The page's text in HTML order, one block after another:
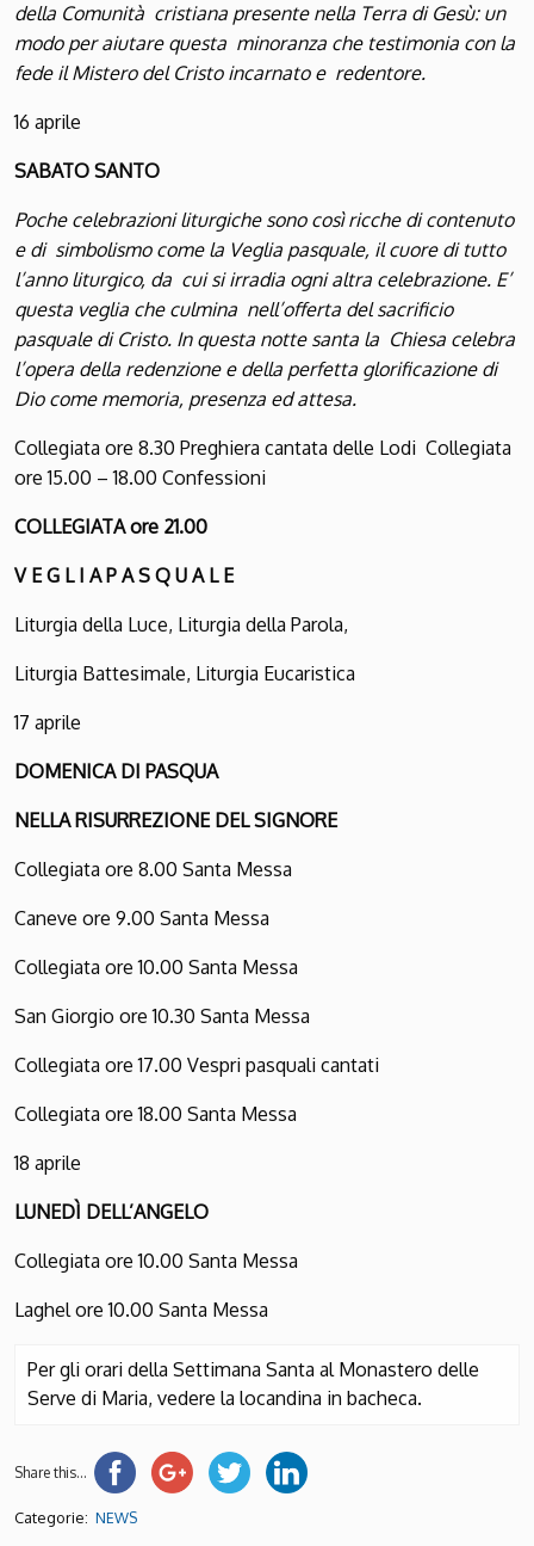
della Comunità cristiana presente nella Terra di Gesù: un
modo per aiutare questa minoranza che testimonia con la
fede il Mistero del Cristo incarnato e redentore.
16 aprile
SABATO SANTO
Poche celebrazioni liturgiche sono così ricche di contenuto
e di simbolismo come la Veglia pasquale, il cuore di tutto
l’anno liturgico, da cui si irradia ogni altra celebrazione. E’
questa veglia che culmina nell’offerta del sacrificio
pasquale di Cristo. In questa notte santa la Chiesa celebra
l’opera della redenzione e della perfetta glorificazione di
Dio come memoria, presenza ed attesa.
Collegiata ore 8.30 Preghiera cantata delle Lodi Collegiata
ore 15.00 – 18.00 Confessioni
COLLEGIATA ore 21.00
V E G L I A P A S Q U A L E
Liturgia della Luce, Liturgia della Parola,
Liturgia Battesimale, Liturgia Eucaristica
17 aprile
DOMENICA DI PASQUA
NELLA RISURREZIONE DELSIGNORE
Collegiata ore 8.00 Santa Messa
Caneve ore 9.00 Santa Messa
Collegiata ore 10.00 Santa Messa
San Giorgio ore 10.30 Santa Messa
Collegiata ore 17.00 Vespri pasquali cantati
Collegiata ore 18.00 Santa Messa
18 aprile
LUNEDÌ DELL’ANGELO
Collegiata ore 10.00 Santa Messa
Laghel ore 10.00 Santa Messa
Per gli orari della Settimana Santa al Monastero delle
Serve di Maria, vedere la locandina in bacheca.
Share this...
Categorie: NEWS